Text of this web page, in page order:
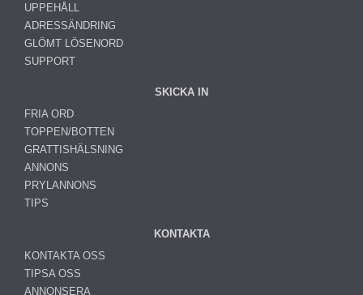
UPPEHÅLL
ADRESSÄNDRING
GLÖMT LÖSENORD
SUPPORT
SKICKA IN
FRIA ORD
TOPPEN/BOTTEN
GRATTISHÄLSNING
ANNONS
PRYLANNONS
TIPS
KONTAKTA
KONTAKTA OSS
TIPSA OSS
ANNONSERA